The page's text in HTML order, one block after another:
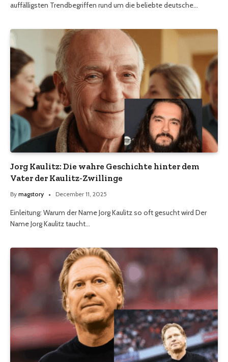
auffälligsten Trendbegriffen rund um die beliebte deutsche…
Jorg Kaulitz: Die wahre Geschichte hinter dem
Vater der Kaulitz-Zwillinge
By magstory December 11, 2025
Einleitung: Warum der Name Jorg Kaulitz so oft gesucht wird Der
Name Jorg Kaulitz taucht…